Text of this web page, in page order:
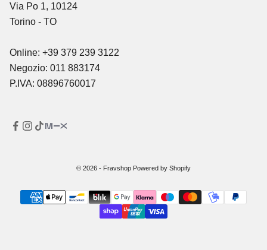
Via Po 1, 10124
Torino - TO
Online: +39 379 239 3122
Negozio: 011 883174
P.IVA: 08896760017
© 2026 - Fravshop Powered by Shopify